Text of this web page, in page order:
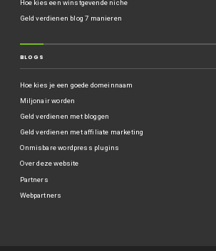
Hoe kies een winstgevende niche
Geld verdienen blog 7 manieren
BLOGS
Hoe kies je een goede domeinnaam
Miljonair worden
Geld verdienen met bloggen
Geld verdienen met affiliate marketing
Onmisbare wordpress plugins
Over deze website
Partners
Webpartners